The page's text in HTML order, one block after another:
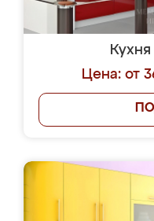
Цена: от